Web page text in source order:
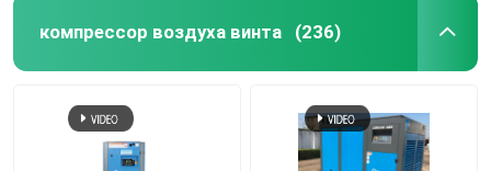
компрессор воздуха винта (236)